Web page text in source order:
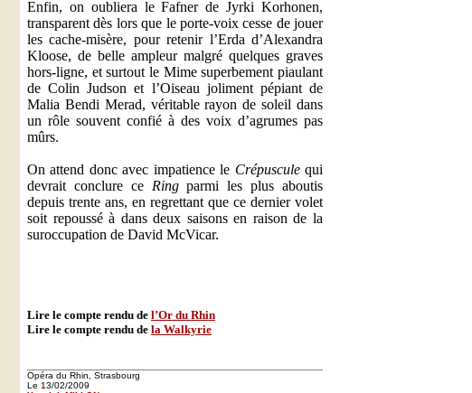
Enfin, on oubliera le Fafner de Jyrki Korhonen,
transparent dès lors que le porte-voix cesse de jouer
les cache-misère, pour retenir l’Erda d’Alexandra
Kloose, de belle ampleur malgré quelques graves
hors-ligne, et surtout le Mime superbement piaulant
de Colin Judson et l’Oiseau joliment pépiant de
Malia Bendi Merad, véritable rayon de soleil dans
un rôle souvent confié à des voix d’agrumes pas
mûrs.
On attend donc avec impatience le Crépusculequi
devrait conclure ce Ringparmi les plus aboutis
depuis trente ans, en regrettant que ce dernier volet
soit repoussé à dans deux saisons en raison de la
suroccupation de David McVicar.
Lire le compte rendu de l’Or du Rhin
Lire le compte rendu de la Walkyrie
Opéra du Rhin, Strasbourg
Le 13/02/2009